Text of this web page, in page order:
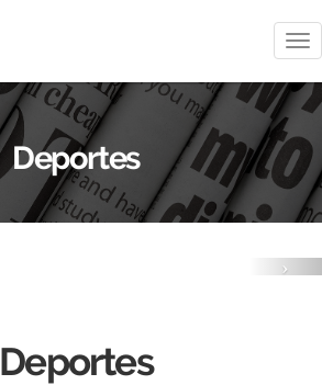
Deportes
Deportes